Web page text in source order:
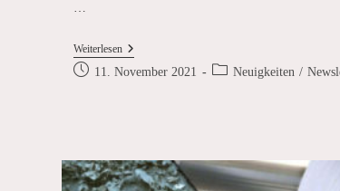
…
WeiterlesenSICON
Primetals
Beitrag11. November 2021
Beitrags-
Neuigkeiten /